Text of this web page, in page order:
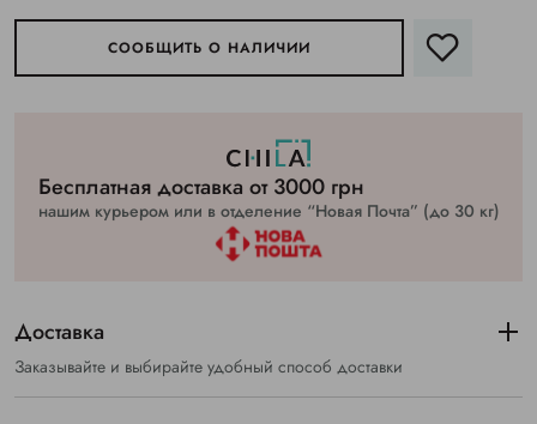
СООБЩИТЬ О НАЛИЧИИ
Бесплатная доставка от 3000 грн
нашим курьером или в отделение “Новая Почта” (до 30 кг)
Доставка
Заказывайте и выбирайте удобный способ доставки